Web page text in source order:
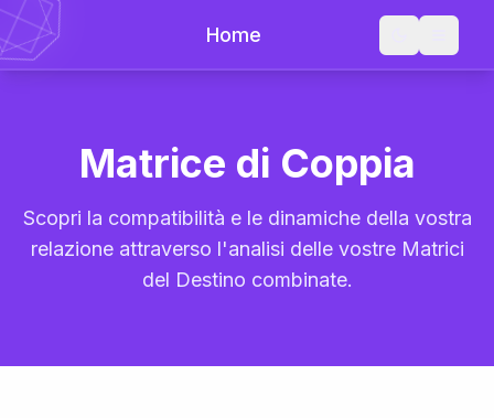
Home
Matrice di Coppia
Scopri la compatibilità e le dinamiche della vostra
relazione attraverso l'analisi delle vostre Matrici
del Destino combinate.